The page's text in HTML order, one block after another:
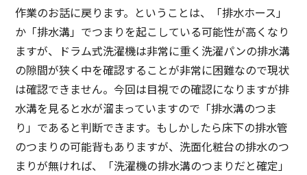
作業のお話に戻ります。ということは、「排水ホース」
か「排水溝」でつまりを起こしている可能性が高くなり
ますが、ドラム式洗濯機は非常に重く洗濯パンの排水溝
の隙間が狭く中を確認することが非常に困難なので現状
は確認できません。今回は目視での確認になりますが排
水溝を見ると水が溜まっていますので「排水溝のつま
り」であると判断できます。もしかしたら床下の排水管
のつまりの可能背もありますが、洗面化粧台の排水のつ
まりが無ければ、「洗濯機の排水溝のつまりだと確定」